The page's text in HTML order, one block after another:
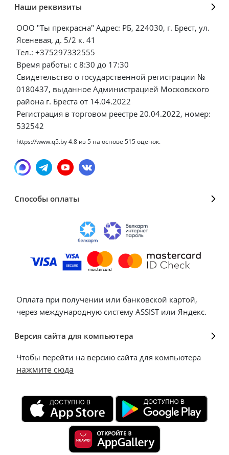
Наши реквизиты
ООО "Ты прекрасна" Адрес: РБ, 224030, г. Брест, ул.
Ясеневая, д. 5/2 к. 41
Тел.: +375297332555
Время работы: с 8:30 до 17:30
Свидетельство о государственной регистрации №
0180437, выданное Администрацией Московского
района г. Бреста от 14.04.2022
Регистрация в торговом реестре 20.04.2022, номер:
532542
https://www.q5.by4.8 из5 на основе 515оценок.
Способы оплаты
Оплата при получении или банковской картой,
через международную систему ASSIST или Яндекс.
Версия сайта для компьютера
Чтобы перейти на версию сайта для компьютера
нажмите сюда